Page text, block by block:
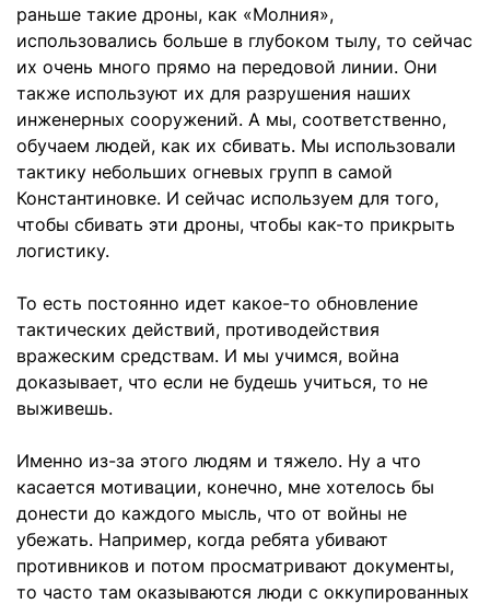
раньше такие дроны, как «Молния»,
использовались больше в глубоком тылу, то сейчас
их очень много прямо на передовой линии. Они
также используют их для разрушения наших
инженерных сооружений. А мы, соответственно,
обучаем людей, как их сбивать. Мы использовали
тактику небольших огневых групп в самой
Константиновке. И сейчас используем для того,
чтобы сбивать эти дроны, чтобы как-то прикрыть
логистику.
То есть постоянно идет какое-то обновление
тактических действий, противодействия
вражеским средствам. И мы учимся, война
доказывает, что если не будешь учиться, то не
выживешь.
Именно из-за этого людям и тяжело. Ну а что
касается мотивации, конечно, мне хотелось бы
донести до каждого мысль, что от войны не
убежать. Например, когда ребята убивают
противников и потом просматривают документы,
то часто там оказываются люди с оккупированных